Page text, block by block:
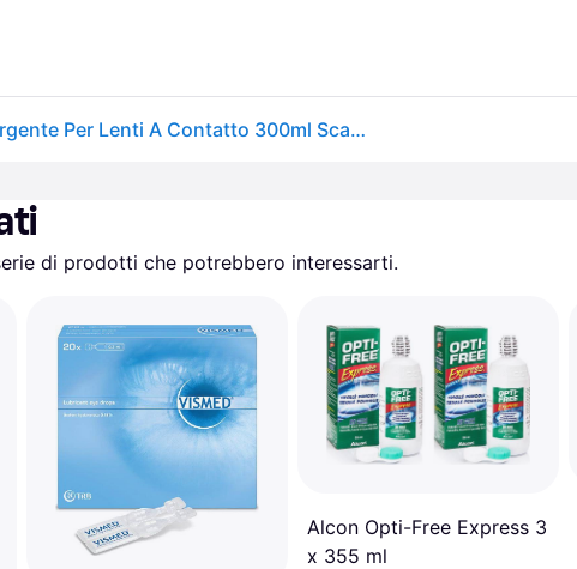
Opti-free Puremoist Detergente Per Lenti A Contatto 300ml Scad/exp 01/2027
di prodotti che potrebbero interessarti.
Alcon Opti-Free Express 3
x 355 ml